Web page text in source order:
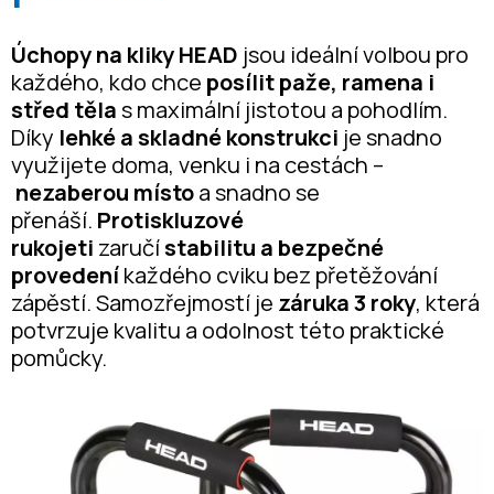
Úchopy na kliky HEAD jsou ideální volbou pro
každého, kdo chce posílit paže, ramena i
střed tělas maximální jistotou a pohodlím.
Díky lehké a skladné konstrukci je snadno
využijete doma, venku i na cestách –
nezaberou místoa snadno se
přenáší. Protiskluzové
rukojeti zaručístabilitu a bezpečné
provedeníkaždého cviku bez přetěžování
zápěstí. Samozřejmostí je záruka 3 roky, která
potvrzuje kvalitu a odolnost této praktické
pomůcky.